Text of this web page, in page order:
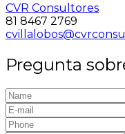
CVR Consultores
81 8467 2769
Pregunta